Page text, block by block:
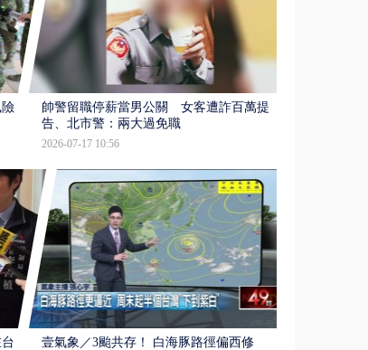
」
帥警留職停薪當男公關 女客遭詐百萬提
告、北市警：兩大過免職
2026-07-17 10:56
壹氣象／3颱共存！ 白海豚路徑偏西修